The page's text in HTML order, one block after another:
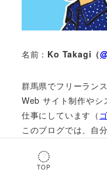
名前： Ko Takagi（
群馬県でフリーラン
Web サイト制作やシ
仕事にしています（
このブログでは、自
す。
＞＞詳しいプロフィ
TOP